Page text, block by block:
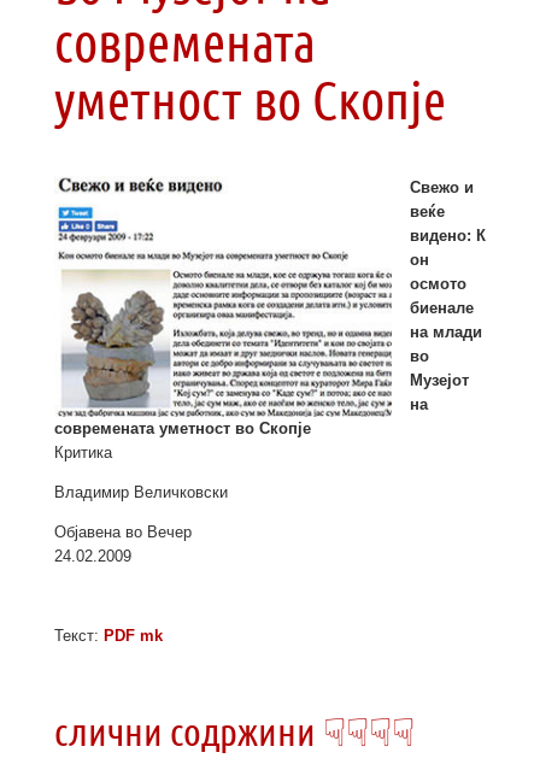
современата
уметност во Скопје
Свежо и
веќе
видено: К
он
осмото
биенале
на млади
во
Музејот
на
современата уметност во Скопје
Критика
Владимир Величковски
Објавена во Вечер
24.02.2009
Текст: PDF mk
слични содржини ☟☟☟☟